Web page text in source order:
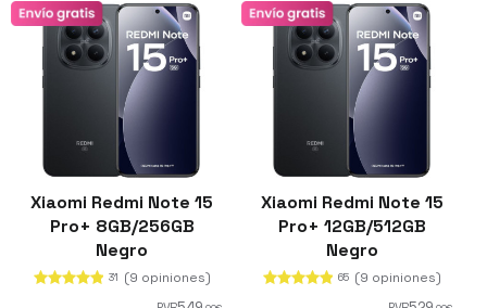
Xiaomi Redmi Note 15
Pro+ 8GB/256GB
Negro
31 (9 opiniones)
Xiaomi Redmi Note 15
Pro+ 12GB/512GB
Negro
65 (9 opiniones)